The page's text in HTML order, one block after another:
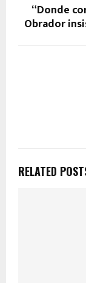
“Donde
Obrador
RELATED